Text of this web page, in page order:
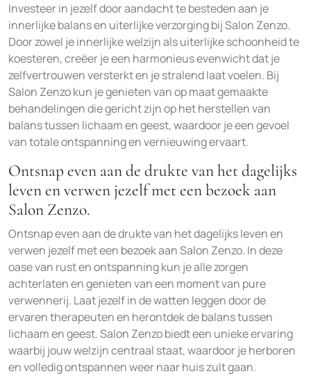
Investeer in jezelf door aandacht te besteden aan je
innerlijke balans en uiterlijke verzorging bij Salon Zenzo.
Door zowel je innerlijke welzijn als uiterlijke schoonheid te
koesteren, creëer je een harmonieus evenwicht dat je
zelfvertrouwen versterkt en je stralend laat voelen. Bij
Salon Zenzo kun je genieten van op maat gemaakte
behandelingen die gericht zijn op het herstellen van
balans tussen lichaam en geest, waardoor je een gevoel
van totale ontspanning en vernieuwing ervaart.
Ontsnap even aan de drukte van het dagelijks
leven en verwen jezelf met een bezoek aan
Salon Zenzo.
Ontsnap even aan de drukte van het dagelijks leven en
verwen jezelf met een bezoek aan Salon Zenzo. In deze
oase van rust en ontspanning kun je alle zorgen
achterlaten en genieten van een moment van pure
verwennerij. Laat jezelf in de watten leggen door de
ervaren therapeuten en herontdek de balans tussen
lichaam en geest. Salon Zenzo biedt een unieke ervaring
waarbij jouw welzijn centraal staat, waardoor je herboren
en volledig ontspannen weer naar huis zult gaan.